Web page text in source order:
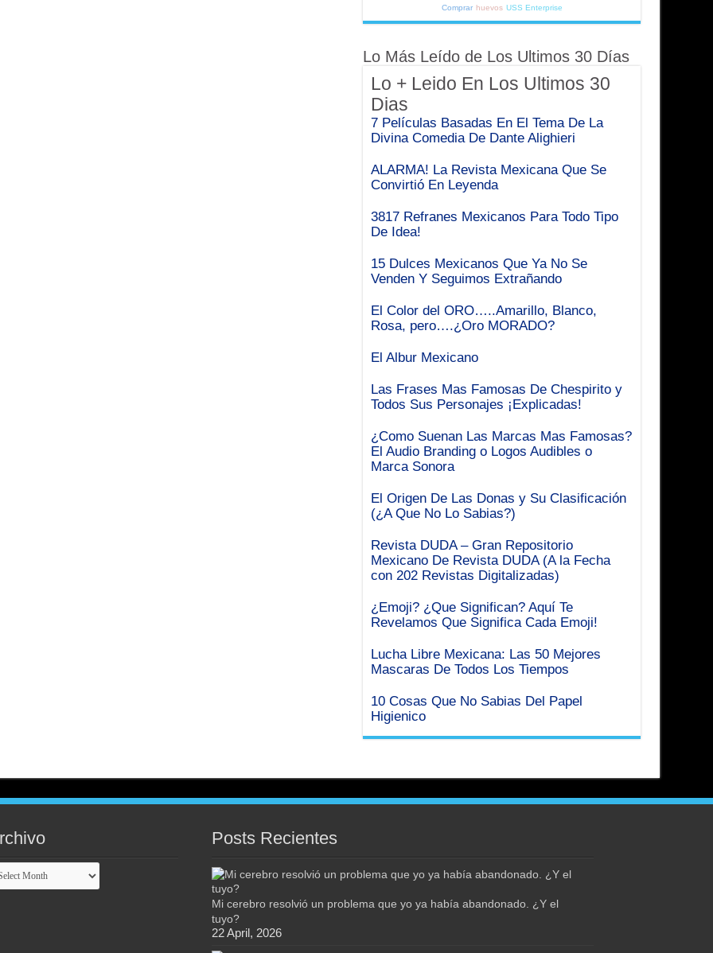
Comprar huevos USS Enterprise
Lo Más Leído de Los Ultimos 30 Días
Lo + Leido En Los Ultimos 30
Dias
7 Películas Basadas En El Tema De La
Divina Comedia De Dante Alighieri
ALARMA! La Revista Mexicana Que Se
Convirtió En Leyenda
3817 Refranes Mexicanos Para Todo Tipo
De Idea!
15 Dulces Mexicanos Que Ya No Se
Venden Y Seguimos Extrañando
El Color del ORO…..Amarillo, Blanco,
Rosa, pero….¿Oro MORADO?
El Albur Mexicano
Las Frases Mas Famosas De Chespirito y
Todos Sus Personajes ¡Explicadas!
¿Como Suenan Las Marcas Mas Famosas?
El Audio Branding o Logos Audibles o
Marca Sonora
El Origen De Las Donas y Su Clasificación
(¿A Que No Lo Sabias?)
Revista DUDA – Gran Repositorio
Mexicano De Revista DUDA (A la Fecha
con 202 Revistas Digitalizadas)
¿Emoji? ¿Que Significan? Aquí Te
Revelamos Que Significa Cada Emoji!
Lucha Libre Mexicana: Las 50 Mejores
Mascaras De Todos Los Tiempos
10 Cosas Que No Sabias Del Papel
Higienico
Posts Recientes
Mi cerebro resolvió un problema que yo ya había abandonado. ¿Y el
tuyo?
22 April, 2026